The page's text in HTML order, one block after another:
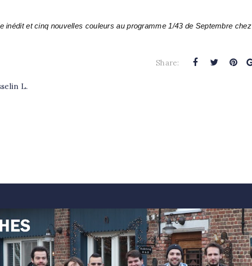
inédit et cinq nouvelles couleurs au programme 1/43 de Septembre chez
Share:
L.